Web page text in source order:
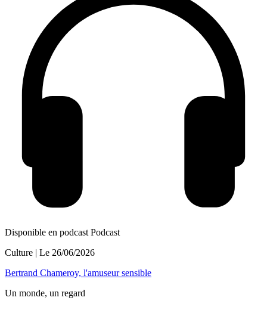
Disponible en podcast Podcast
Culture | Le 26/06/2026
Bertrand Chameroy, l'amuseur sensible
Un monde, un regard